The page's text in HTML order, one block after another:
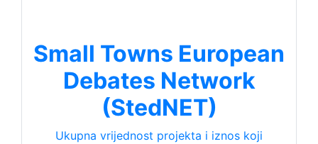
Small Towns European
Debates Network
(StedNET)
Ukupna vrijednost projekta i iznos koji